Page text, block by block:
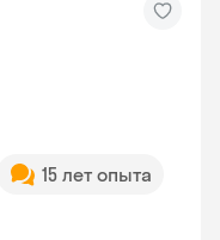
15 лет опыта